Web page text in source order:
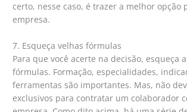
certo, nesse caso, é trazer a melhor opção
empresa.
7. Esqueça velhas fórmulas
Para que você acerte na decisão, esqueça
fórmulas. Formação, especialidades,
ferramentas são importantes. Mas, não
exclusivos para contratar um colaborador